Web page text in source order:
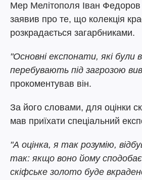
Мер Мелітополя Іван Федоров
заявив про те, що колекція
розкрадається загарбниками.
"Основні експонати, які були
перебувають під загрозою
прокоментував він.
За його словами, для оцінки
мав приїхати спеціальний
"А оцінка, я так розумію,
так: якщо воно йому
скіфське золото буде